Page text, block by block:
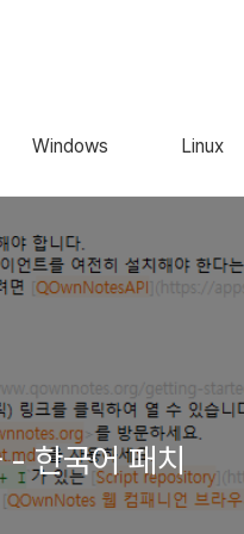
Windows Linux
한국어 패치